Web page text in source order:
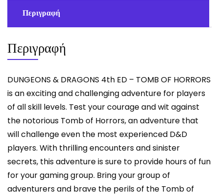
Περιγραφή
Περιγραφή
DUNGEONS & DRAGONS 4th ED – TOMB OF HORRORS
is an exciting and challenging adventure for players
of all skill levels. Test your courage and wit against
the notorious Tomb of Horrors, an adventure that
will challenge even the most experienced D&D
players. With thrilling encounters and sinister
secrets, this adventure is sure to provide hours of fun
for your gaming group. Bring your group of
adventurers and brave the perils of the Tomb of